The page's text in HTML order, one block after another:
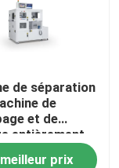
de séparation
de
et de
entièrement
de 1,5 kW
meilleur prix